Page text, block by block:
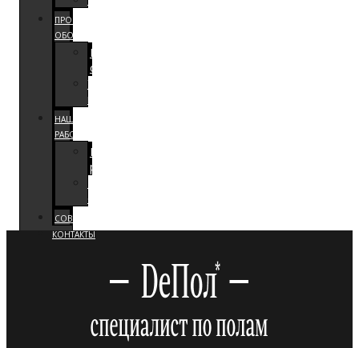
ПРОКАТ
ОБОРУДОВАНИЯ
Каталог
оборудования
Условия
проката
НАШИ
РАБОТЫ
Примеры
работ
отзывы
СОВЕТЫ
КОНТАКТЫ